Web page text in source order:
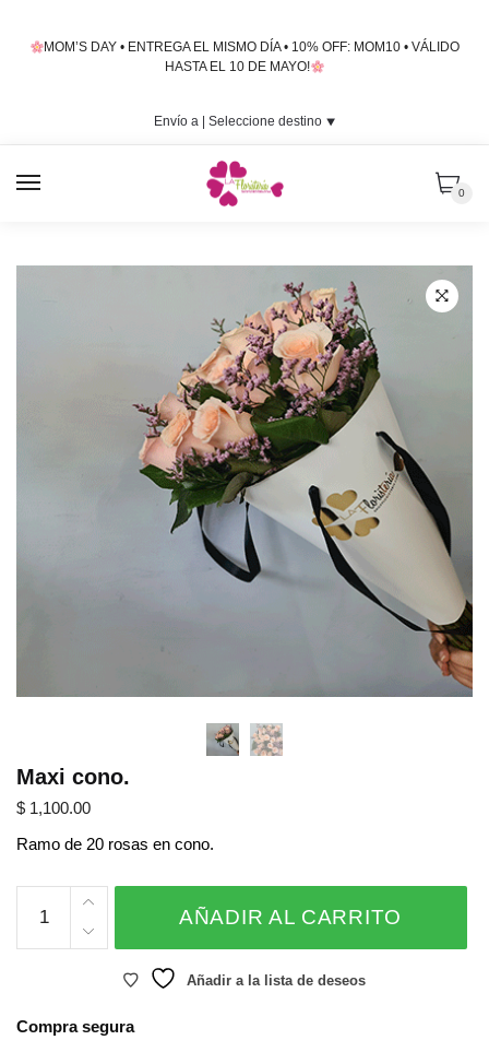
MOM’S DAY • ENTREGA EL MISMO DÍA • 10% OFF: MOM10 • VÁLIDO
HASTA EL 10 DE MAYO!
Envío a | Seleccione destino⯆
0
Maxi cono.
$ 1,100.00
Ramo de 20 rosas en cono.
cono.
cantidad
AÑADIR AL CARRITO
Añadir a la lista de deseos
Compra segura